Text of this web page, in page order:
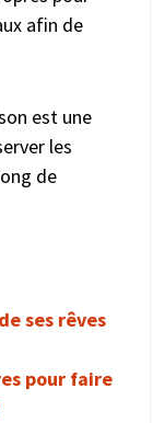
afin de
est une
les
de
ses rêves
pour faire